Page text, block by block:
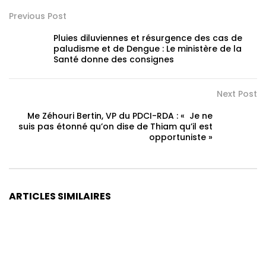
Previous Post
Pluies diluviennes et résurgence des cas de
paludisme et de Dengue : Le ministère de la
Santé donne des consignes
Next Post
Me Zéhouri Bertin, VP du PDCI-RDA : « Je ne
suis pas étonné qu’on dise de Thiam qu’il est
opportuniste »
ARTICLES SIMILAIRES